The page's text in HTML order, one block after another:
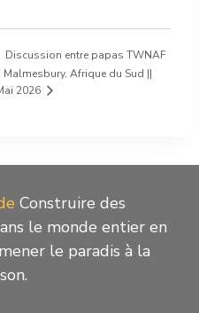
Discussion entre papas TWNAF
Malmesbury, Afrique du Sud ||
2026
Construire des
le monde entier en
le paradis à la